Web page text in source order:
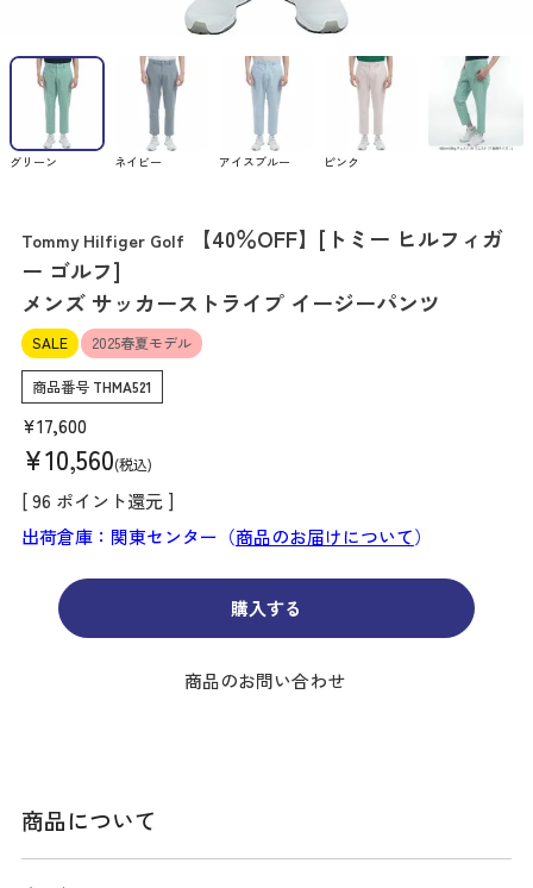
グリーン ネイビー アイスブルー ピンク
Tommy Hilfiger Golf
【40％OFF】[トミー ヒルフィガ
ー ゴルフ]
メンズ サッカーストライプ イージーパンツ
SALE 2025春夏モデル
商品番号 THMA521
¥17,600
¥10,560 税込
[96 ポイント還元 ]
出荷倉庫：関東センター（商品のお届けについて）
購入する
商品のお問い合わせ
商品について